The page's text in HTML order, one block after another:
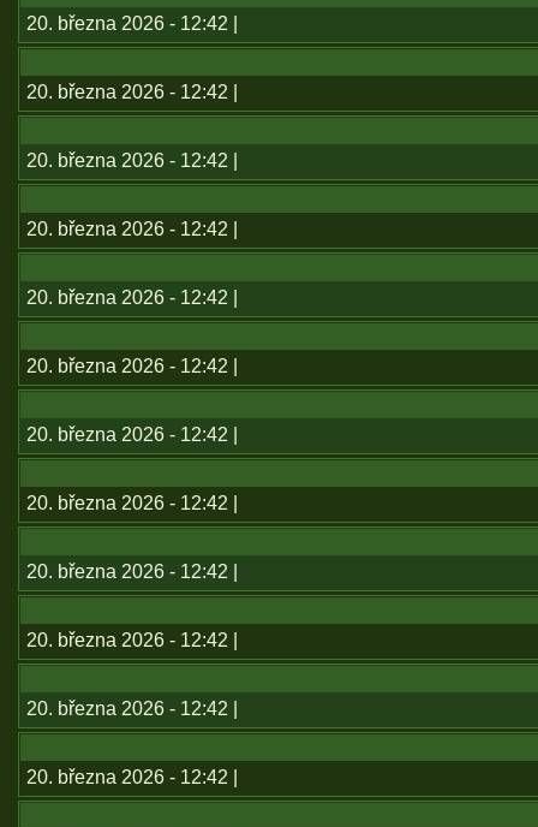
20. března 2026 - 12:42 |
20. března 2026 - 12:42 |
20. března 2026 - 12:42 |
20. března 2026 - 12:42 |
20. března 2026 - 12:42 |
20. března 2026 - 12:42 |
20. března 2026 - 12:42 |
20. března 2026 - 12:42 |
20. března 2026 - 12:42 |
20. března 2026 - 12:42 |
20. března 2026 - 12:42 |
20. března 2026 - 12:42 |